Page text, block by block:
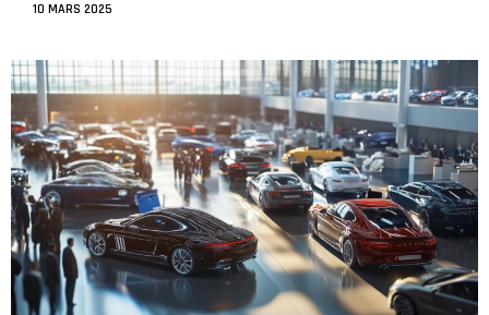
10 MARS 2025